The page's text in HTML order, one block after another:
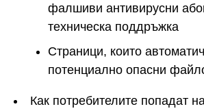
фалшиви антивирусни
техническа поддръжка
Страници, които
потенциално опасни
Как потребителите попадат